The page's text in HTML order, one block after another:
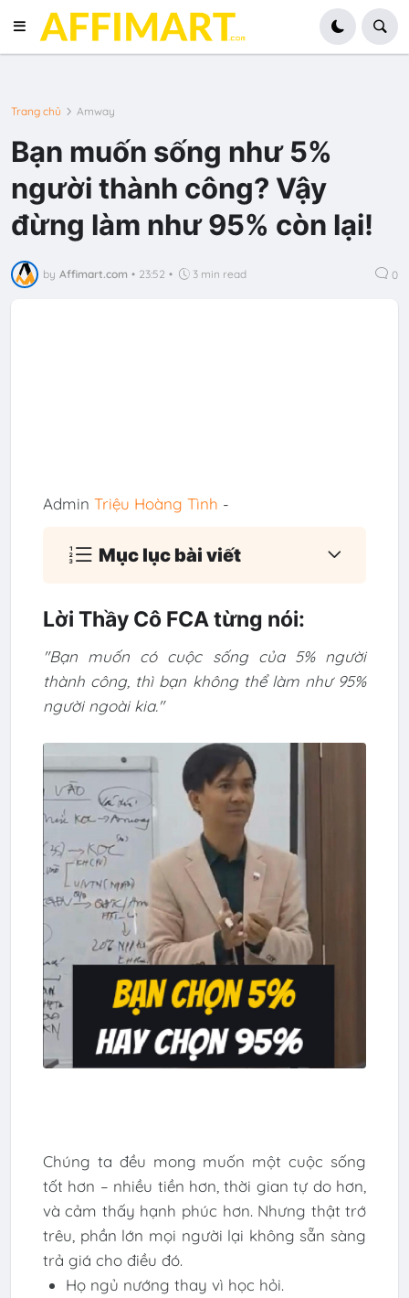
Trang chủ Amway
Bạn muốn sống như 5%
người thành công? Vậy
đừng làm như 95% còn lại!
by Affimart.com • 23:52 • 3 min read 0
Admin Triệu Hoàng Tình -
Mục lục bài viết
Lời Thầy Cô FCA từng nói:
"Bạn muốn có cuộc sống của 5% người
thành công, thì bạn không thể làm như 95%
người ngoài kia."
Chúng ta đều mong muốn một cuộc sống
tốt hơn – nhiều tiền hơn, thời gian tự do hơn,
và cảm thấy hạnh phúc hơn. Nhưng thật trớ
trêu, phần lớn mọi người lại không sẵn sàng
trả giá cho điều đó.
Họ ngủ nướng thay vì học hỏi.